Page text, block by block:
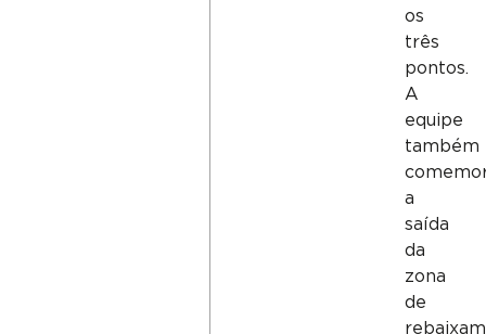
os
três
pontos.
A
equipe
também
a
saída
da
zona
de